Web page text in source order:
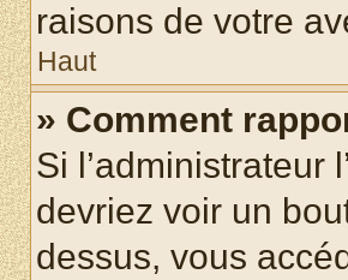
raisons de votre
Haut
» Comment
Si l’administrateur
devriez voir un
dessus, vous